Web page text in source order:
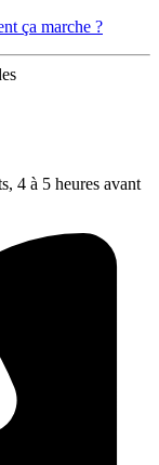
ça marche ?
4 à 5 heures avant